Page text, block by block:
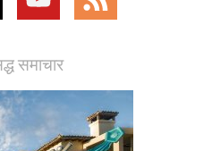
on
on
समाचार